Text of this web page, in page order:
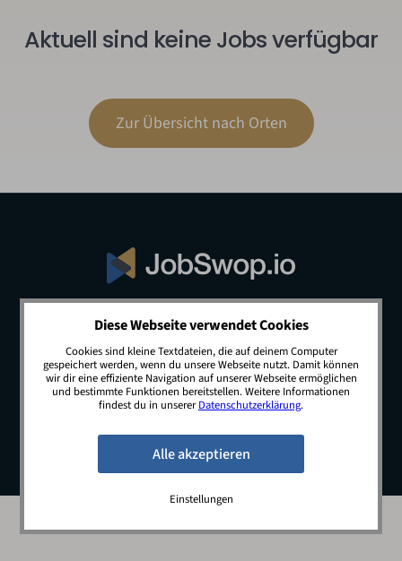
Aktuell sind keine Jobs verfügbar
Zur Übersicht nach Orten
© 2026 JobSwop.io · All rights reserved.
Blog Jobs Newsletter
Kontakt
Preise
Impressum Datenschutz
Diese Webseite verwendet Cookies
Cookies sind kleine Textdateien, die auf deinem Computer
gespeichert werden, wenn du unsere Webseite nutzt. Damit können
wir dir eine effiziente Navigation auf unserer Webseite ermöglichen
und bestimmte Funktionen bereitstellen. Weitere Informationen
findest du in unsererDatenschutzerklärung.
Einstellungen